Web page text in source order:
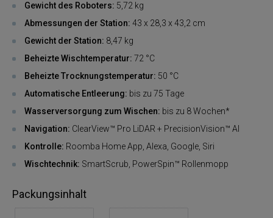
Gewicht des Roboters: 5,72 kg
Abmessungen der Station: 43 x 28,3 x 43,2 cm
Gewicht der Station: 8,47 kg
Beheizte Wischtemperatur: 72 °C
Beheizte Trocknungstemperatur: 50 °C
Automatische Entleerung: bis zu 75 Tage
Wasserversorgung zum Wischen: bis zu 8 Wochen*
Navigation: ClearView™ Pro LiDAR + PrecisionVision™ AI
Kontrolle: Roomba Home App, Alexa, Google, Siri
Wischtechnik: SmartScrub, PowerSpin™ Rollenmopp
Packungsinhalt